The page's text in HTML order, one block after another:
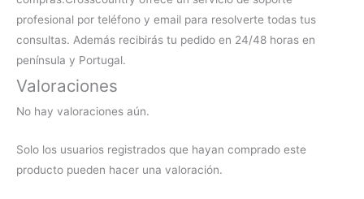
profesional por teléfono y email para resolverte todas tus
consultas. Además recibirás tu pedido en 24/48 horas en
península y Portugal.
Valoraciones
No hay valoraciones aún.
Solo los usuarios registrados que hayan comprado este
producto pueden hacer una valoración.